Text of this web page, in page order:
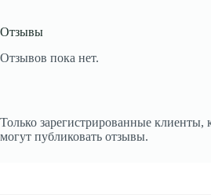
Отзывы
Отзывов пока нет.
Только зарегистрированные
могут публиковать отзывы.